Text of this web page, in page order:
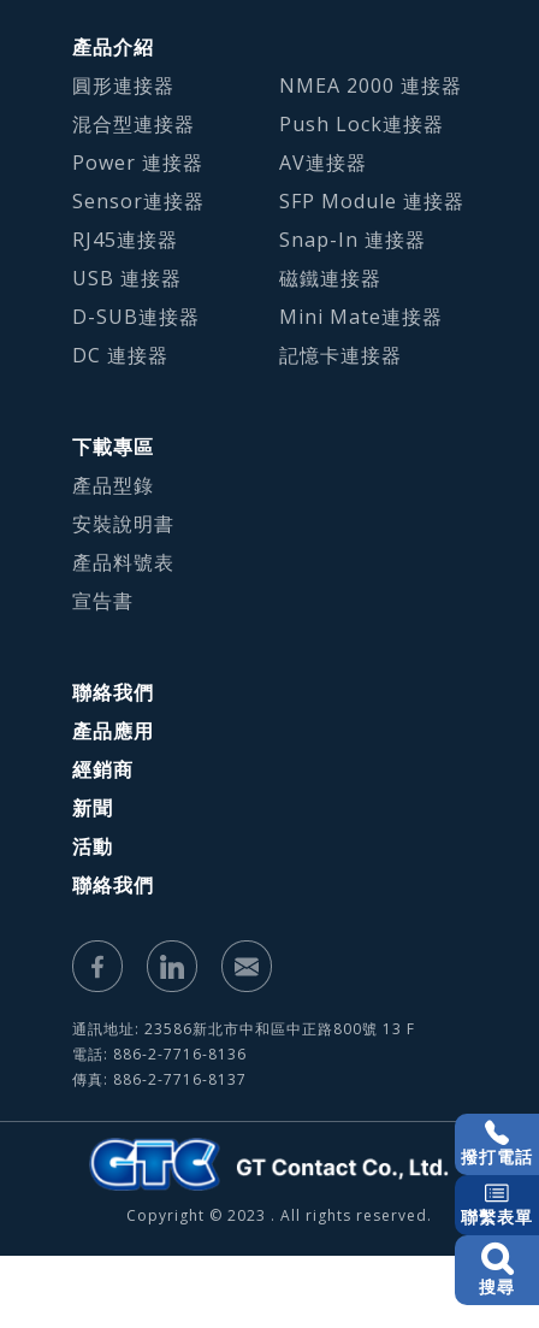
產品介紹
圓形連接器
混合型連接器
Power 連接器
Sensor連接器
RJ45連接器
USB 連接器
D-SUB連接器
DC 連接器
NMEA 2000 連接器
Push Lock連接器
AV連接器
SFP Module 連接器
Snap-In 連接器
磁鐵連接器
Mini Mate連接器
記憶卡連接器
下載專區
產品型錄
安裝說明書
產品料號表
宣告書
聯絡我們
產品應用
經銷商
新聞
活動
聯絡我們
通訊地址: 23586新北市中和區中正路800號 13 F
電話: 886-2-7716-8136
傳真: 886-2-7716-8137
Copyright © 2023 . All rights reserved.
撥打電話
聯繫表單
搜尋